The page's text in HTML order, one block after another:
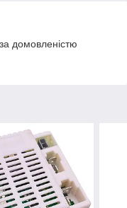
домовленістю